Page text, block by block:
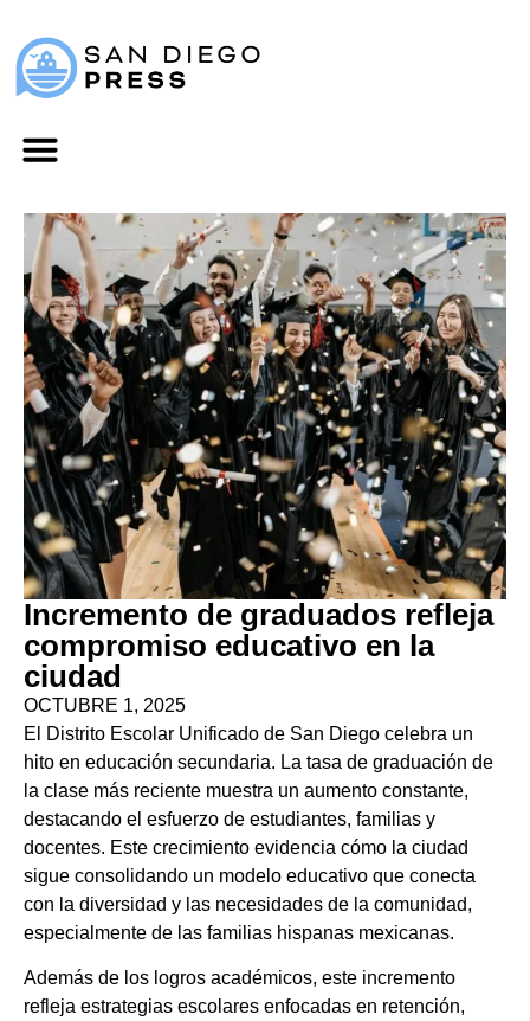
Incremento de graduados refleja
compromiso educativo en la
ciudad
OCTUBRE 1, 2025
El Distrito Escolar Unificado de San Diego celebra un
hito en educación secundaria. La tasa de graduación de
la clase más reciente muestra un aumento constante,
destacando el esfuerzo de estudiantes, familias y
docentes. Este crecimiento evidencia cómo la ciudad
sigue consolidando un modelo educativo que conecta
con la diversidad y las necesidades de la comunidad,
especialmente de las familias hispanas mexicanas.
Además de los logros académicos, este incremento
refleja estrategias escolares enfocadas en retención,